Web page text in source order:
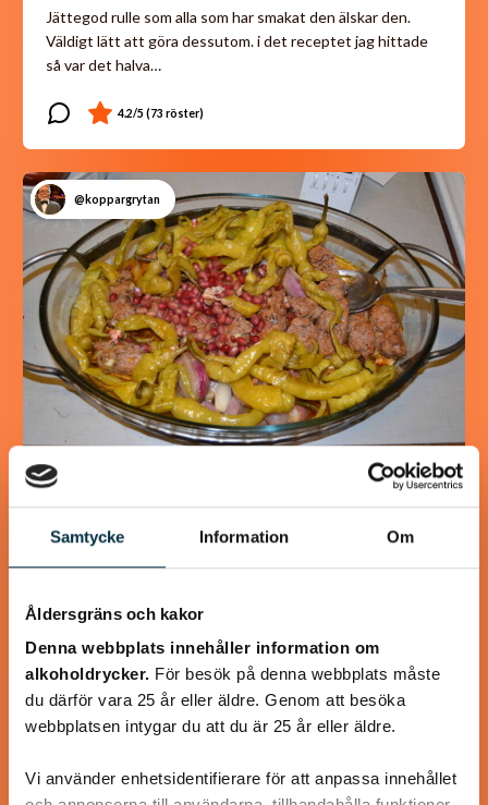
Samtycke Information Om
Åldersgräns och kakor
Denna webbplats innehåller information om
alkoholdrycker. För besök på denna webbplats måste
du därför vara 25 år eller äldre. Genom att besöka
webbplatsen intygar du att du är 25 år eller äldre.
Vi använder enhetsidentifierare för att anpassa innehållet
Jättegod rulle som alla som har smakat den älskar den.
Väldigt lätt att göra dessutom. i det receptet jag hittade
så var det halva…
@koppargrytan
En längtan till Turkisk mat
@heartfriend